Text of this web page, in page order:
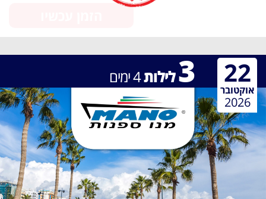
3לילות4ימים 22
אוקטובר
2026